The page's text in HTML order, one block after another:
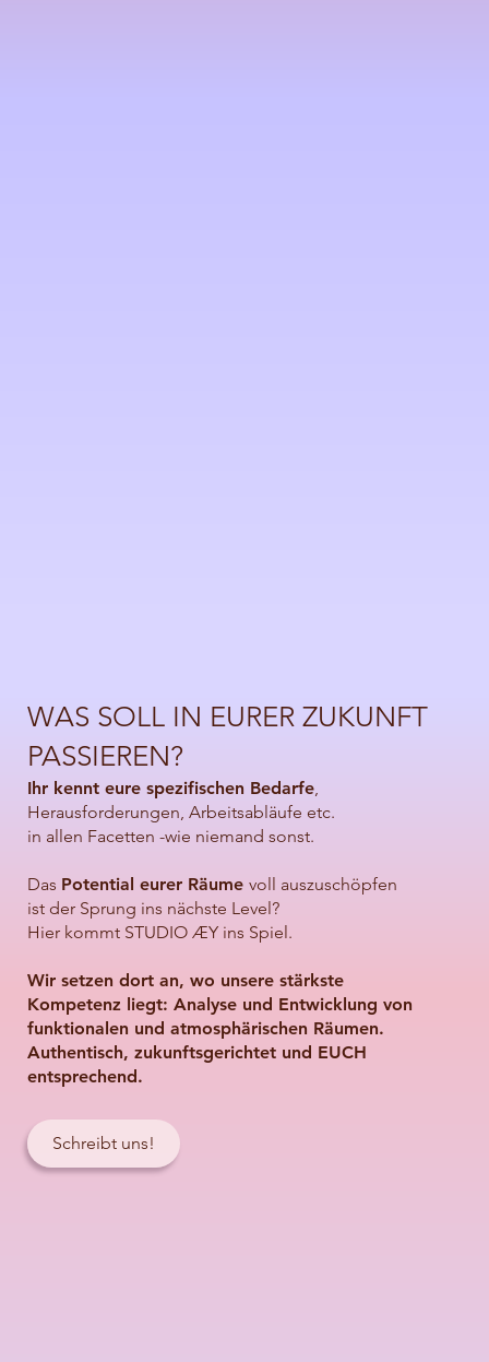
WAS SOLL IN EURER ZUKUNFT
PASSIEREN?
Ihr kennt eur e spezifischen Bedarfe,
Herausforderungen, Arbeitsabläufe etc.
in allen Facetten -wie niemand sonst.
Das Potential eurer Räume voll auszuschöpfen
ist der Sprung ins nächste Level?
Hier kommt STUDIO ÆY ins Spiel.
Wir setzen dort an, wo unsere stärkste
Kompetenz liegt: Analyse und Entwicklung von
funktionalen und atmosphärischen Räumen.
Authentisch, zukunfts gerichtet und EUCH
entsprechend.
Schreibt uns!